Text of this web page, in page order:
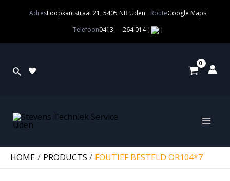
AdresLoopkantstraat 21, 5405 NB Uden RouteGoogle Maps
Telefoon0413 — 264 014( )
HOME PRODUCTS FOUTIEF BESTELD OR104*7